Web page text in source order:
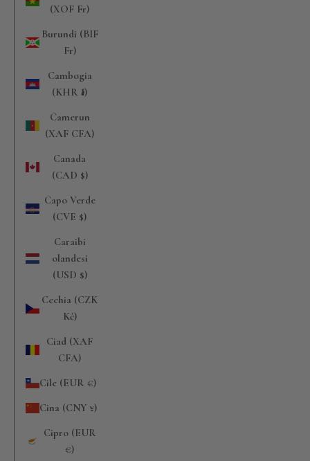
(XOF Fr)
Burundi (BIF
Fr)
Cambogia
(KHR ៛)
Camerun
(XAF CFA)
Canada
(CAD $)
Capo Verde
(CVE $)
Caraibi
olandesi
(USD $)
Cechia (CZK
Kč)
Ciad (XAF
CFA)
Cile (EUR €)
Cina (CNY ¥)
Cipro (EUR
€)